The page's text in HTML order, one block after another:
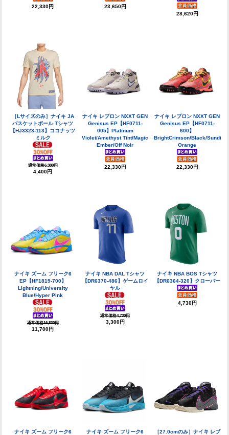
22,330円 23,650円
28,620円
［Lサイズのみ］ナイキ JA
バスケットボール Tシャツ
【HJ3323-113】ココナッツ
ミルク
通常価格6,380円
4,400円
ナイキ レブロン NXXT GEN
Genisus EP【HF0711-
005】Platinum
Violet/Amethyst Tint/Magic
Ember/Off Noir
22,330円
ナイキ レブロン NXXT GEN
Genisus EP【HF0711-
600】
BrightCrimson/Black/Sundial/
Orange
22,330円
ナイキ ズーム フリーク6
EP【HF1819-700】
Lightning/University
Blue/Hyper Pink
通常価格16,830円
11,700円
ナイキ NBA DAL Tシャツ
【DR6370-486】ゲームロイ
ヤル
通常価格4,730円
3,300円
ナイキ NBA BOS Tシャツ
【DR6364-320】クローバー
4,730円
ナイキ ズーム フリーク6
ナイキ ズーム フリーク6
［27.0cmのみ］ナイキ レブ